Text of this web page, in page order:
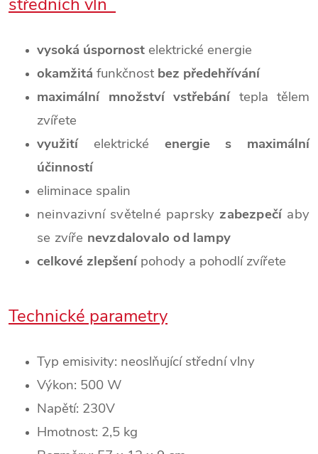
vysoká úspornost elektrické energie
okamžitá funkčnostbez předehřívání
maximální množství vstřebání tepla tělem
zvířete
využitíelektrické energie s maximální
účinností
eliminace spalin
neinvazivní světelné paprsky zabezpečíaby
se zvíře nevzdalovalo od lampy
celkové zlepšenípohody a pohodlí zvířete
Technické parametry
Typ emisivity: neoslňující střední vlny
Výkon: 500 W
Napětí: 230V
Hmotnost: 2,5 kg